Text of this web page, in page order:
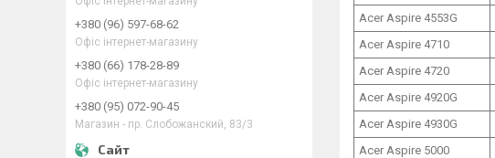
Acer Aspire 4553G
Acer Aspire 4710
Acer Aspire 4720
Acer Aspire 4920G
Acer Aspire 4930G
Acer Aspire 5000
+380 (96) 597-68-62
Офіс інтернет-магазину
+380 (66) 178-28-89
Офіс інтернет-магазину
+380 (95) 072-90-45
Магазин - пр. Слобожанский, 83/3